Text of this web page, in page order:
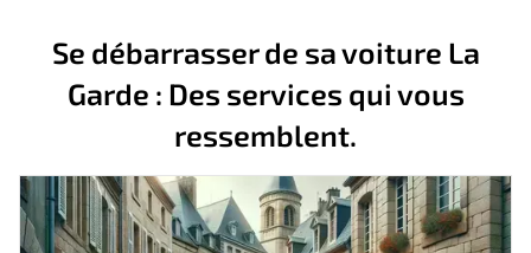
Se débarrasser de sa voiture La
Garde : Des services qui vous
ressemblent.